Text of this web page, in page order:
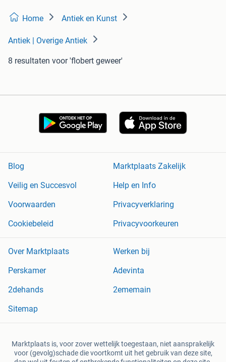
Home Antiek en Kunst
Antiek | Overige Antiek
8 resultaten voor 'flobert geweer'
Blog
Marktplaats Zakelijk
Veilig en Succesvol
Help en Info
Voorwaarden
Privacyverklaring
Cookiebeleid
Privacyvoorkeuren
Over Marktplaats
Werken bij
Perskamer
Adevinta
2dehands
2ememain
Sitemap
Marktplaats is, voor zover wettelijk toegestaan, niet aansprakelijk
voor (gevolg)schade die voortkomt uit het gebruik van deze site,